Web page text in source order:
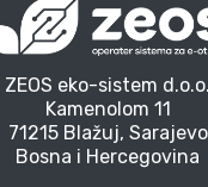
ZEOS eko-sistem d.o.o.
Kamenolom 11
71215 Blažuj, Sarajevo
Bosna i Hercegovina